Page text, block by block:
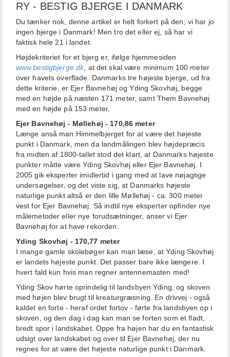
RY - BESTIG BJERGE I DANMARK
Du tænker nok, denne artikel er helt forkert på den; vi har jo
ingen bjerge i Danmark! Men tro det eller ej, så har vi
faktisk hele 21 i landet.
Højdekriteriet for et bjerg er, ifølge hjemmesiden
www.bestigbjerge.dk, at det skal være minimum 100 meter
over havets overflade. Danmarks tre højeste bjerge, ud fra
dette kriterie, er Ejer Bavnehøj og Yding Skovhøj, begge
med en højde på næsten 171 meter, samt Them Bavnehøj
med en højde på 153 meter.
Ejer Bavnehøj - Møllehøj - 170,86 meter
Længe anså man Himmelbjerget for at være det højeste
punkt i Danmark, men da landmålingen blev højdepræcis
fra midten af 1800-tallet stod det klart, at Danmarks højeste
punkter måtte være Yding Skovhøj eller Ejer Bavnehøj. I
2005 gik eksperter imidlertid i gang med at lave nøjagtige
undersøgelser, og det viste sig, at Danmarks højeste
naturlige punkt altså er den lille Møllehøj - ca. 300 meter
vest for Ejer Bavnehøj. Så indtil nye eksperter opfinder nye
målemetoder eller nye forudsætninger, anser vi Ejer
Bavnehøj for at have rekorden.
Yding Skovhøj - 170,77 meter
I mange gamle skolebøger kan man læse, at Yding Skovhøj
er landets højeste punkt. Det passer bare ikke længere. I
hvert fald kun hvis man regner antennemasten med!
Yding Skov hørte oprindelig til landsbyen Yding, og skoven
med højen blev brugt til kreaturgræsning. En drivvej - også
kaldet en forte - heraf ordet fortov - førte fra landsbyen op i
skoven, og den dag i dag kan man se forten som et fladt,
bredt spor i landskabet. Oppe fra højen har du en fantastisk
udsigt over landskabet og over til Ejer Bavnehøj, der nu
regnes for at være det højeste naturlige punkt i Danmark.